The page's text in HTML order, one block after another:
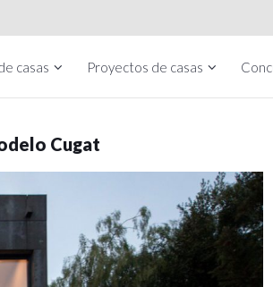
casas Proyectos de casas
Cugat